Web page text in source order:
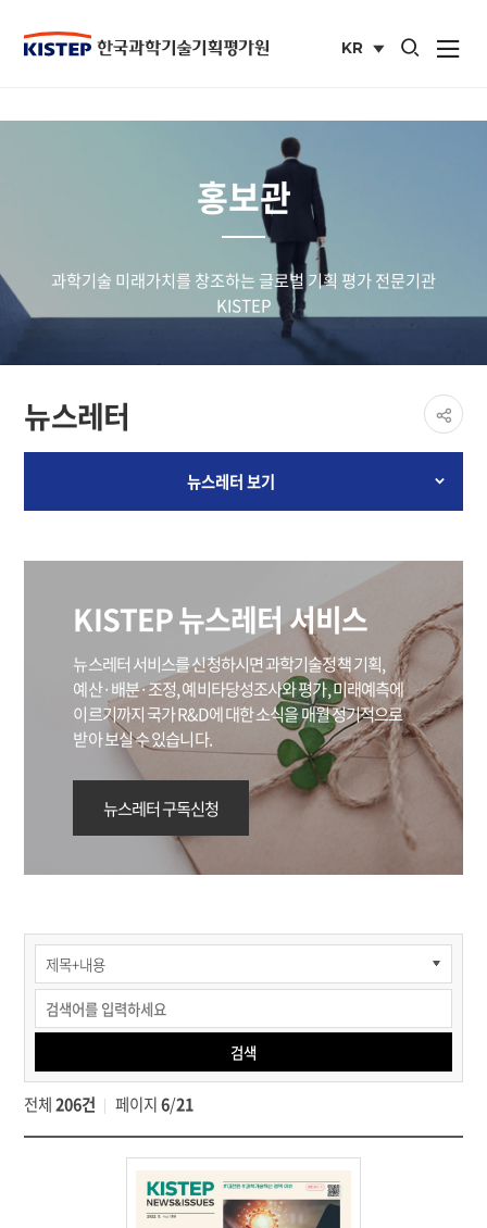
KR
통합검색 열기
사이트맵
홍보관
과학기술 미래가치를 창조하는 글로벌 기획 평가 전문기관
KISTEP
뉴스레터
페이지
공유
share
뉴스레터 보기
KISTEP 뉴스레터 서비스
뉴스레터 서비스를 신청하시면 과학기술정책 기획,
예산·배분·조정, 예비타당성조사와 평가,미래예측에
이르기까지 국가 R&D에 대한 소식을 매월 정기적으로
받아 보실 수 있습니다.
뉴스레터 구독신청
홍보관
KISTEP
간행물
>
뉴스레터
보기
검색
전체206건 페이지6/21